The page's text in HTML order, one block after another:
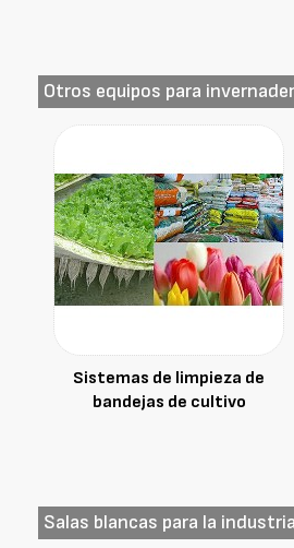
Otros equipos para
Sistemas de limpieza de
bandejas de cultivo
Salas blancas para la